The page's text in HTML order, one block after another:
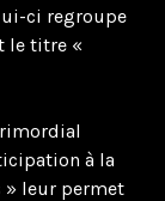
ci regroupe
le titre «
à la
» leur permet